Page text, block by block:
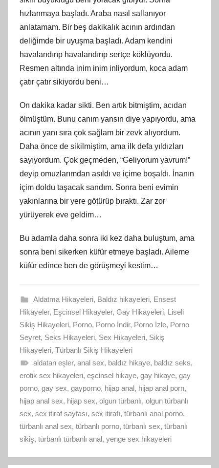
hızlanmaya başladı. Araba nasıl sallanıyor
anlatamam. Bir beş dakikalık acının ardından
deliğimde bir uyuşma başladı. Adam kendini
havalandırıp havalandırıp sertçe köklüyordu.
Resmen altında inim inim inliyordum, koca adam
çatır çatır sikiyordu beni…
On dakika kadar sikti. Ben artık bitmiştim, acıdan
ölmüştüm. Bunu canım yansın diye yapıyordu, ama
acının yanı sıra çok sağlam bir zevk alıyordum.
Daha önce de sikilmiştim, ama ilk defa yıldızları
sayıyordum. Çok geçmeden, “Geliyorum yavrum!”
deyip omuzlarımdan asıldı ve içime boşaldı. İnanın
içim doldu taşacak sandım. Sonra beni evimin
yakınlarına bir yere götürüp bıraktı. Zar zor
yürüyerek eve geldim…
Bu adamla daha sonra iki kez daha buluştum, ama
sonra beni sikerken küfür etmeye başladı. Aileme
küfür edince ben de görüşmeyi kestim…
Aldatma Hikayeleri, Baldız hikayeleri, Ensest
Hikayeler, Eşcinsel Hikayeler, Gay Hikayeleri, Liseli
Sikiş Hikayeleri, Porno, Porno İndir, Porno İzle, Porno
Seyret, Seks Hikayeleri, Sex Hikayeleri, Sikiş
Hikayeleri, Türbanlı Sikiş Hikayeleri
aldatan eşler, anal sex, baldız hikaye, baldız seks,
erotik sex hikayeleri, eşcinsel hikaye, gay hikaye, gay
porno, gay sex, gayporno, hijap anal, hijap anal porn,
hijap anal sex, hijap sex, olgun türbanlı, olgun türbanlı
sex, sex itiraf sayfası, sex itirafı, türbanlı anal porno,
türbanlı anal sex, türbanlı porno, türbanlı sex, türbanlı
sikiş, türbanlı türbanlı anal, yenge sex hikayeleri